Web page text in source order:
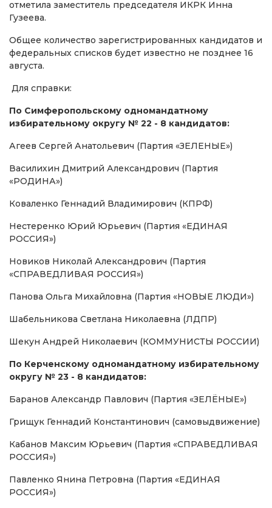
отметила заместитель председателя ИКРК Инна
Гузеева.
Общее количество зарегистрированных кандидатов и
федеральных списков будет известно не позднее 16
августа.
Для справки:
По Симферопольскому одномандатному
избирательному округу № 22 - 8 кандидатов:
Агеев Сергей Анатольевич (Партия «ЗЕЛЕНЫЕ»)
Василихин Дмитрий Александрович (Партия
«РОДИНА»)
Коваленко Геннадий Владимирович (КПРФ)
Нестеренко Юрий Юрьевич (Партия «ЕДИНАЯ
РОССИЯ»)
Новиков Николай Александрович (Партия
«СПРАВЕДЛИВАЯ РОССИЯ»)
Панова Ольга Михайловна (Партия «НОВЫЕ ЛЮДИ»)
Шабельникова Светлана Николаевна (ЛДПР)
Шекун Андрей Николаевич (КОММУНИСТЫ РОССИИ)
По Керченскому одномандатному избирательному
округу № 23 - 8 кандидатов:
Баранов Александр Павлович (Партия «ЗЕЛЁНЫЕ»)
Грищук Геннадий Константинович (самовыдвижение)
Кабанов Максим Юрьевич (Партия «СПРАВЕДЛИВАЯ
РОССИЯ»)
Павленко Янина Петровна (Партия «ЕДИНАЯ
РОССИЯ»)